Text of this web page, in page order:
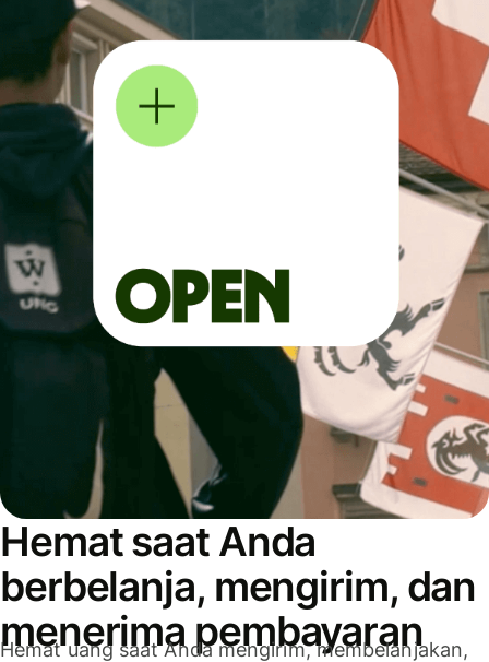
Hemat saat Anda
berbelanja, mengirim, dan
menerima pembayaran
Hemat uang saat Anda mengirim, membelanjakan,